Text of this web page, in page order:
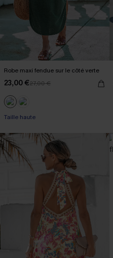
Robe maxi fendue sur le côté verte
23,00 €27,00 €
Taille haute